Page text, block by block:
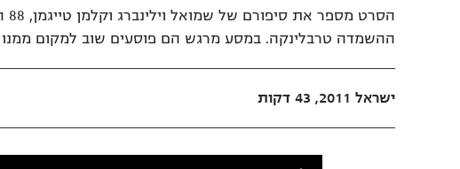
ההשמדה טרבלינקה. במסע מרגש הם פוסעים שוב למקום ממנו ברחו
ישראל 2011, 43 דקות